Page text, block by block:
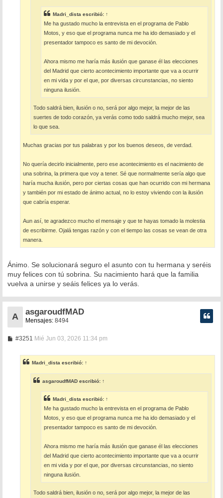
Madri_dista escribió: ↑
Me ha gustado mucho la entrevista en el programa de Pablo
Motos, y eso que el programa nunca me ha ido demasiado y el
presentador tampoco es santo de mi devoción.
Ahora mismo me haría más ilusión que ganase él las elecciones
del Madrid que cierto acontecimiento importante que va a ocurrir
en mi vida y por el que, por diversas circunstancias, no siento
ninguna ilusión.
Todo saldrá bien, ilusión o no, será por algo mejor, la mejor de las
suertes de todo corazón, ya verás como todo saldrá mucho mejor, sea
lo que sea.
Muchas gracias por tus palabras y por los buenos deseos, de verdad.
No quería decirlo inicialmente, pero ese acontecimiento es el nacimiento de
una sobrina, la primera que voy a tener. Sé que normalmente sería algo que
haría mucha ilusión, pero por ciertas cosas que han ocurrido con mi hermana
y también por mi estado de ánimo actual, no lo estoy viviendo con la ilusión
que cabría esperar.
Aun así, te agradezco mucho el mensaje y que te hayas tomado la molestia
de escribirme. Ojalá tengas razón y con el tiempo las cosas se vean de otra
manera.
Ánimo. Se solucionará seguro el asunto con tu hermana y seréis
muy felices con tú sobrina. Su nacimiento hará que la familia
vuelva a unirse y seáis felices ya lo verás.
A
asgaroudfMAD
Mensajes: 8494
#3251 M
a
j
e
Mié Jun 03, 2026 11:34 pm
Madri_dista escribió: ↑
asgaroudfMAD escribió: ↑
Madri_dista escribió: ↑
Me ha gustado mucho la entrevista en el programa de Pablo
Motos, y eso que el programa nunca me ha ido demasiado y el
presentador tampoco es santo de mi devoción.
Ahora mismo me haría más ilusión que ganase él las elecciones
del Madrid que cierto acontecimiento importante que va a ocurrir
en mi vida y por el que, por diversas circunstancias, no siento
ninguna ilusión.
Todo saldrá bien, ilusión o no, será por algo mejor, la mejor de las